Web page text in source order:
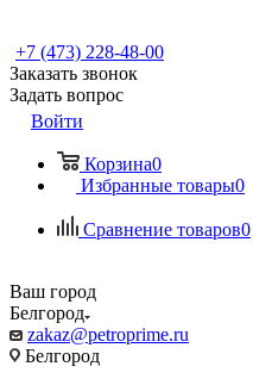
+7 (473) 228-48-00
Заказать звонок
Задать вопрос
Войти
Корзина0
Избранные товары0
Сравнение товаров0
Ваш город
Белгород
zakaz@petroprime.ru
Белгород